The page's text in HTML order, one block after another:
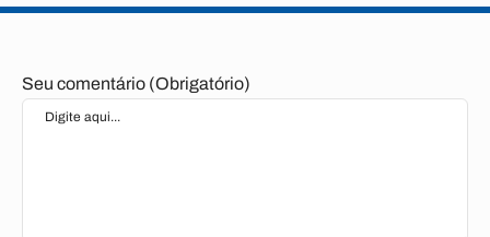
Seu comentário (Obrigatório)